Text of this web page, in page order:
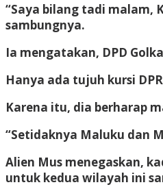
“Saya bilang tadi malam,
sambungnya.
Ia mengatakan, DPD
Hanya ada tujuh kursi
Karena itu, dia berharap
“Setidaknya Maluku dan
Alien Mus menegaskan,
untuk kedua wilayah ini